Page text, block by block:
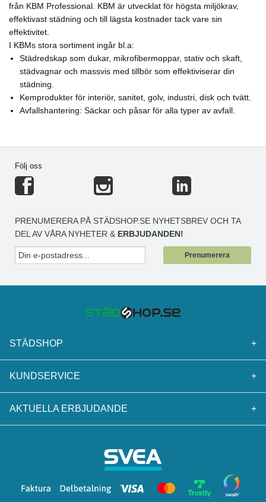
från KBM Professional. KBM är utvecklat för högsta miljökrav,
effektivast städning och till lägsta kostnader tack vare sin
effektivitet.
I KBMs stora sortiment ingår bl.a:
Städredskap som dukar, mikrofibermoppar, stativ och skaft,
städvagnar och massvis med tillbör som effektiviserar din
städning.
Kemprodukter för interiör, sanitet, golv, industri, disk och tvätt.
Avfallshantering: Säckar och påsar för alla typer av avfall.
Följ oss
PRENUMERERA PÅ STÄDSHOP.SE NYHETSBREV OCH TA
DEL AV VÅRA NYHETER & ERBJUDANDEN!
Prenumerera
STÄDSHOP +
KUNDSERVICE +
AKTUELLA ERBJUDANDE +